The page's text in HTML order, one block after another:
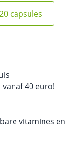
capsules
40 euro!
vitamines en